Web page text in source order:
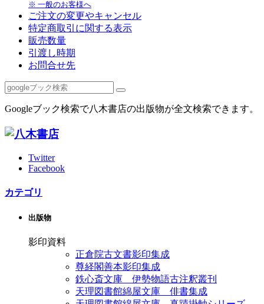
※ 一般のお客様へ
ご注文の変更やキャンセル
特定商取引に関する表示
販売数量
引渡し時期
お問合せ先
Googleブック検索で八木書店の出版物が全文検索できます。
Twitter
Facebook
カテゴリ
出版物
影印資料
正倉院古文書影印集成
尊経閣善本影印集成
鉄心斎文庫 伊勢物語古注釈叢刊
天理図書館綿屋文庫 俳書集成